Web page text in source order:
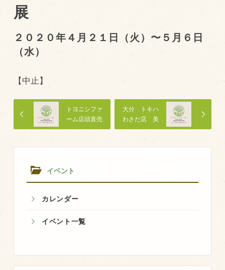
イベント
カレンダー
イベント一覧
展
２０２０年４月２１日（火）〜５月６日
（水）
【中止】
大分 トキハ
わさだ店 美
食タウン「北
の味特集」
トヨニシファ
ーム店頭直売
会
お知らせ
お客様の声
オリジナル投稿レシピ
採用情報
blog
牧場の仕事